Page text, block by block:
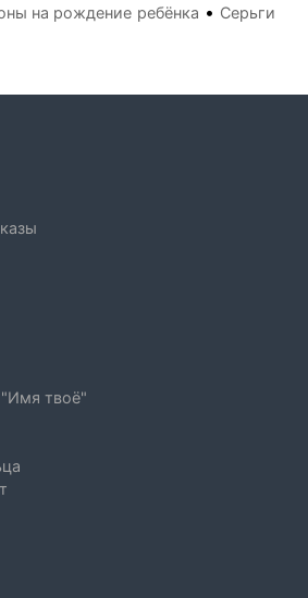
на рождение ребёнка • Серьги
твоё"